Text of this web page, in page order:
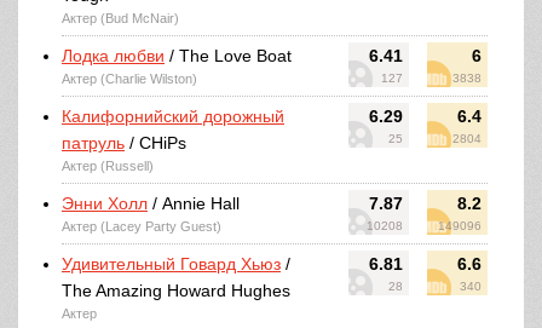
Актер (Bud McNair)
6.41
127
6
3838
Лодка любви / The Love Boat
Актер (Charlie Wilston)
6.29
25
6.4
2804
Калифорнийский дорожный
патруль / CHiPs
Актер (Russell)
7.87
10208
8.2
149096
Энни Холл / Annie Hall
Актер (Lacey Party Guest)
6.81
28
6.6
340
Удивительный Говард Хьюз /
The Amazing Howard Hughes
Актер